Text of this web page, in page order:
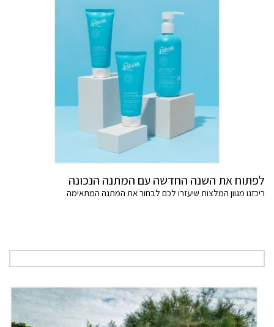
לפתוח את השנה החדשה עם המתנה הנכונה
ריכזנו מגוון המלצות שיעזרו לכם לבחור את המתנה המתאימה